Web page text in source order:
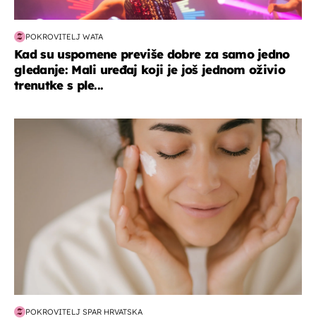
POKROVITELJ WATA
Kad su uspomene previše dobre za samo jedno
gledanje: Mali uređaj koji je još jednom oživio
trenutke s ple...
moda & ljepota
POKROVITELJ SPAR HRVATSKA